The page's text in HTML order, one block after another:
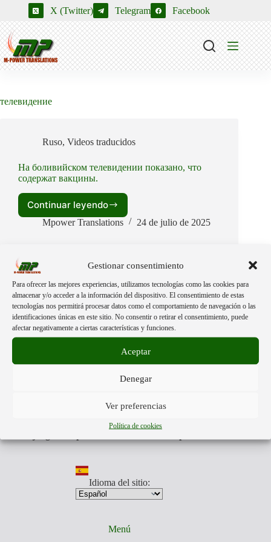
Gestionar consentimiento
Para ofrecer las mejores experiencias, utilizamos tecnologías como las cookies para
almacenar y/o acceder a la información del dispositivo. El consentimiento de estas
tecnologías nos permitirá procesar datos como el comportamiento de navegación o las
identificaciones únicas en este sitio. No consentir o retirar el consentimiento, puede
afectar negativamente a ciertas características y funciones.
Aceptar
Denegar
Ver preferencias
Política de cookies
contenido
X (Twitter) Telegram Facebook
телевидение
Ruso, Videos traducidos
На боливийском телевидении показано, что
содержат вакцины.
Continuar leyendo
На
боливийском
содержат
вакцины.
Mpower Translations 24 de julio de 2025
Acerca de:
Mpower Translationsesta formado por personas libres de
distintas partes del mundo.
Nuestra única finalidad, es darte a conocer la información más
veraz que otros no quieren mostrarte.
realidad de lo que nos acontece, para que estés preparado para
globalistas y pro humanos.
Nuestro equipo traducirá aquellos videos y documentos que
toda persona, debe de conocer.
Idioma del sitio:
Menú